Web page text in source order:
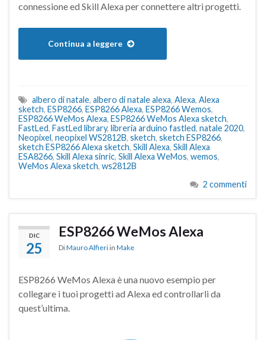
connessione ed Skill Alexa per connettere altri progetti.
Continua a leggere
albero di natale, albero di natale alexa, Alexa, Alexa
sketch, ESP8266, ESP8266 Alexa, ESP8266 Wemos,
ESP8266 WeMos Alexa, ESP8266 WeMos Alexa sketch,
FastLed, FastLed library, libreria arduino fastled, natale 2020,
Neopixel, neopixel WS2812B, sketch, sketch ESP8266,
sketch ESP8266 Alexa sketch, Skill Alexa, Skill Alexa
ESA8266, Skill Alexa sinric, Skill Alexa WeMos, wemos,
WeMos Alexa sketch, ws2812B
2 commenti
DIC
25
ESP8266 WeMos Alexa
DiMauro Alfieri in Make
ESP8266 WeMos Alexa è una nuovo esempio per
collegare i tuoi progetti ad Alexa ed controllarli da
quest’ultima.